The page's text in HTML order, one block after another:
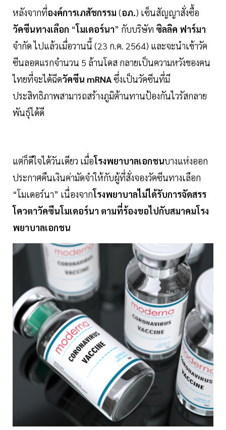
หลังจากที่องค์การเภสัชกรรม (อภ.) เซ็นสัญญาสั่งซื้อ
วัคซีนทางเลือก “โมเดอร์นา” กับบริษัท ซิลลิค ฟาร์มา
จำกัด ไปแล้วเมื่อวานนี้ (23 ก.ค. 2564) และจะนำเข้าวัค
ซีนลอตแรกจำนวน 5 ล้านโดส กลายเป็นความหวังของคน
ไทยที่จะได้ฉีดวัคซีน mRNAซึ่งเป็นวัคซีนที่มี
ประสิทธิภาพสามารถสร้างภูมิต้านทานป้องกันไวรัสกลาย
พันธุ์ได้ดี
แต่ก็ดีใจได้วันเดียว เมื่อโรงพยาบาลเอกชนบางแห่งออก
ประกาศคืนเงินค่ามัดจำให้กับผู้ที่สั่งจองวัคซีนทางเลือก
“โมเดอร์นา” เนื่องจากโรงพยาบาลไม่ได้รับการจัดสรร
โควตาวัคซีนโมเดอร์นา ตามที่ร้องขอไปกับสมาคมโรง
พยาบาลเอกชน